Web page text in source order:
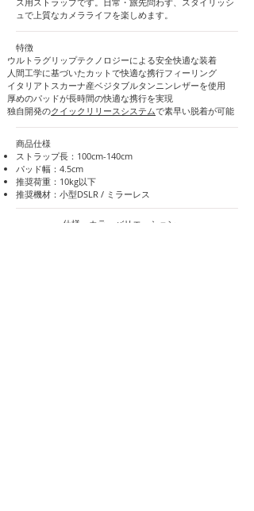
ュで上質なカメラライフを楽しめます。
​特徴
​ウルトラグリップテクノロジーによる安全快適な装着
人間工学に基づいたカットで快適な携行フィーリング
イタリアトスカーナ産ベジタブルタンニンレザーを使用
厚めのパッドが長時間の快適な携行を実現
独自開発のクイックリリースシステムで素早い脱着が可能
商品仕様
ストラップ長：100cm-140cm
パッド幅：4.5cm
推奨荷重：10kg以下
​推奨機材：小型DSLR / ミラーレス
仕様・カラーバリエーション